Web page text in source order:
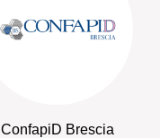
ConfapiD Brescia